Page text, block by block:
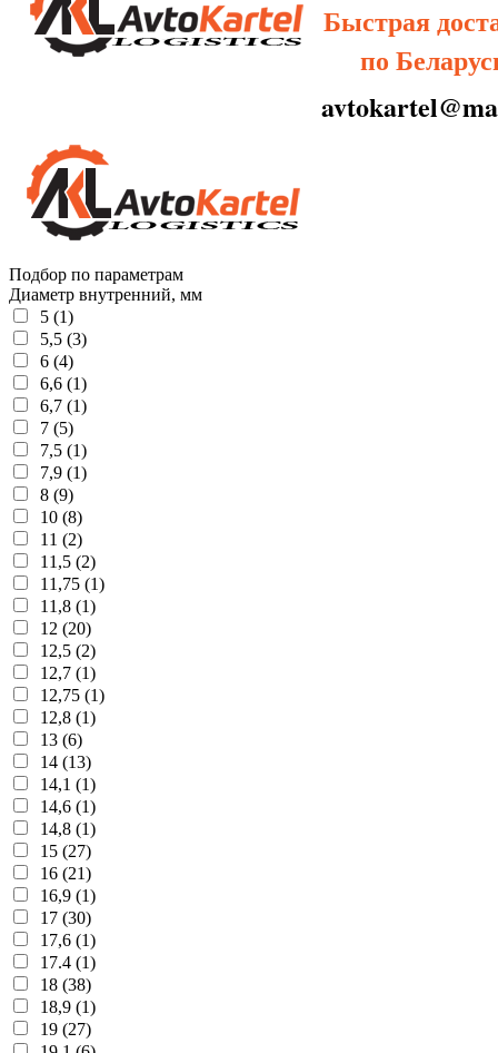
Быстрая
по
Подбор по параметрам
Диаметр внутренний, мм
5 (1)
5,5 (3)
6 (4)
6,6 (1)
6,7 (1)
7 (5)
7,5 (1)
7,9 (1)
8 (9)
10 (8)
11 (2)
11,5 (2)
11,75 (1)
11,8 (1)
12 (20)
12,5 (2)
12,7 (1)
12,75 (1)
12,8 (1)
13 (6)
14 (13)
14,1 (1)
14,6 (1)
14,8 (1)
15 (27)
16 (21)
16,9 (1)
17 (30)
17,6 (1)
17.4 (1)
18 (38)
18,9 (1)
19 (27)